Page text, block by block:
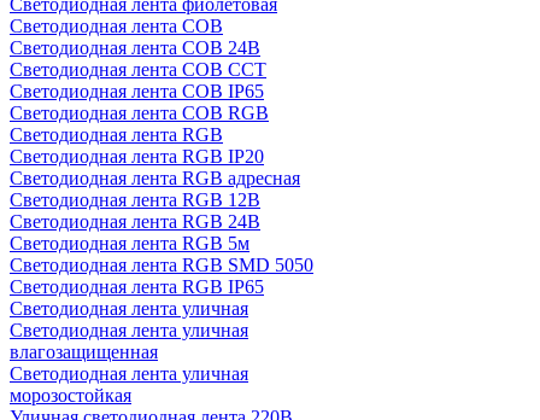
Светодиодная лента фиолетовая
Светодиодная лента COB
Светодиодная лента COB 24В
Светодиодная лента COB CCT
Светодиодная лента COB IP65
Светодиодная лента COB RGB
Светодиодная лента RGB
Светодиодная лента RGB IP20
Светодиодная лента RGB адресная
Светодиодная лента RGB 12В
Светодиодная лента RGB 24В
Светодиодная лента RGB 5м
Светодиодная лента RGB SMD 5050
Светодиодная лента RGB IP65
Светодиодная лента уличная
Светодиодная лента уличная
влагозащищенная
Светодиодная лента уличная
морозостойкая